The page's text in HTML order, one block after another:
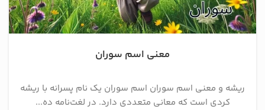
معنی اسم سوران
ریشه و معنی اسم سوران اسم سوران یک نام پسرانه با ریشه
کردی است که معانی متعددی دارد. در لغت‌نامه ده...